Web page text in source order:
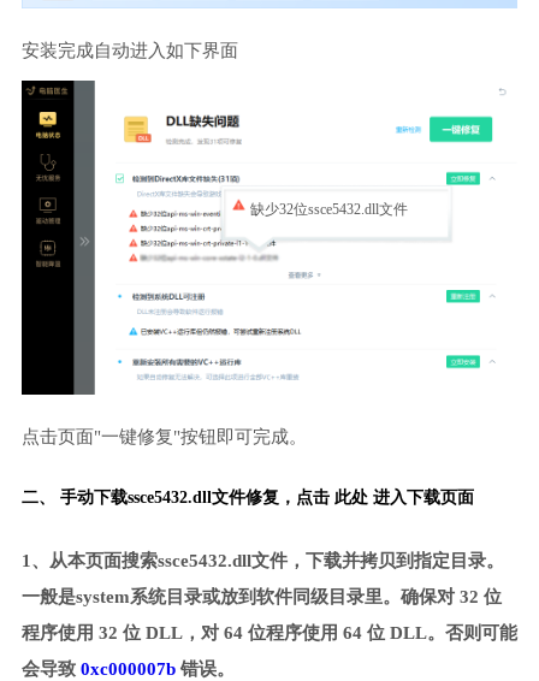
安装完成自动进入如下界面
缺少32位ssce5432.dll文件
点击页面"一键修复"按钮即可完成。
二、 手动下载ssce5432.dll文件修复， 点击 此处 进入下载页面
1、从本页面搜索ssce5432.dll文件，下载并拷贝到指定目录。
一般是system系统目录或放到软件同级目录里。确保对 32 位
程序使用 32 位 DLL，对 64 位程序使用 64 位 DLL。否则可能
会导致 0xc000007b错误。